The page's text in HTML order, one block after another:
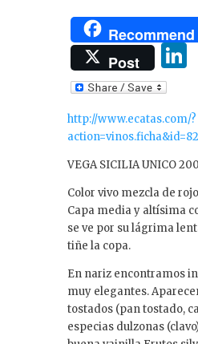
Recommend
Post
k
http://www.ecatas.com/?
VEGA SICILIA UNICO
Color vivo mezcla de
Capa media y altísima
se ve por su lágrima
tiñe la copa.
En nariz encontramos
muy elegantes.
tostados (pan tostado,
especias dulzonas